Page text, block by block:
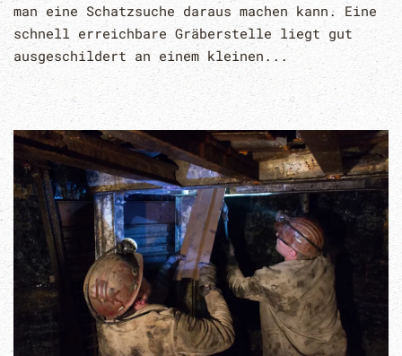
man eine Schatzsuche daraus machen kann. Eine
schnell erreichbare Gräberstelle liegt gut
ausgeschildert an einem kleinen...